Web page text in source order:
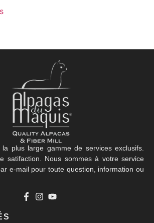
plus large gamme de services exclusifs.
satifaction. Nous sommes à votre service
e-mail pour toute question, information ou